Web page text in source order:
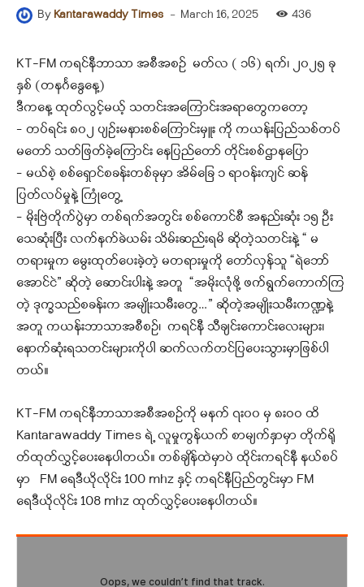
By Kantarawaddy Times - March 16, 2025 436
KT-FM ကရင်နီဘာသာ အစီအစဉ် မတ်လ ( ၁၆) ရက်၊ ၂၀၂၅ ခု
နှစ် (တနင်္ဂနွေနေ့)
ဒီကနေ့ ထုတ်လွင့်မယ့် သတင်းအကြောင်းအရာတွေကတော့
– တပ်ရင်း ၈၀၂ ပျဥ်းမနားစစ်ကြောင်းမှူး ကို ကယန်းပြည်သစ်တပ်
မတော် သတ်ဖြတ်ခဲ့ကြောင်း နေပြည်တော် တိုင်းစစ်ဌာနပြော
– မယ်စဲ့ စစ်ရှောင်စခန်းတစ်ခုမှာ အိမ်ခြေ ၁ ရာဝန်းကျင် ဆန်
ပြတ်လပ်မှုနဲ့ ကြုံတွေ့
– မိုးဗြဲတိုက်ပွဲမှာ တစ်ရက်အတွင်း စစ်ကောင်စီ အနည်းဆုံး ၁၅ ဦး
သေဆုံးပြီး လက်နက်ခဲယမ်း သိမ်းဆည်းရမိ ဆိုတဲ့သတင်းနဲ့ “ မ
တရားမှုက မွေးထုတ်ပေးခဲ့တဲ့ မတရားမှုကို တော်လှန်သူ “ရဲဘော်
အောင်ငဲ” ဆိုတဲ့ ဆောင်းပါးနဲ့ အတူ “အမိုးလုံဖို့ ဖက်ရွက်ကောက်ကြ
တဲ့ ဒုက္ခသည်စခန်းက အမျိုးသမီးတွေ…” ဆိုတဲ့အမျိုးသမီးကဏ္ဍနဲ့
အတူ ကယန်းဘာသာအစီစဉ်၊ ကရင်နီ သီချင်းကောင်းလေးများ၊
နောက်ဆုံးရသတင်းများကိုပါ ဆက်လက်တင်ပြပေးသွားမှာဖြစ်ပါ
တယ်။
KT-FM ကရင်နီဘာသာအစီအစဉ်ကို မနက် ၇း၀၀ မှ ၈းဝဝ ထိ
Kantarawaddy Times ရဲ့ လူမှုကွန်ယက် စာမျက်နှာမှာ တိုက်ရို
တ်ထုတ်လွှင့်ပေးနေပါတယ်။ တစ်ချိန်ထဲမှာပဲ ထိုင်းကရင်နီ နယ်စပ်
မှာ FM ရေဒီယိုလိုင်း 100 mhz နှင့် ကရင်နီပြည်တွင်းမှာ FM
ရေဒီယိုလိုင်း 108 mhz ထုတ်လွှင့်ပေးနေပါတယ်။